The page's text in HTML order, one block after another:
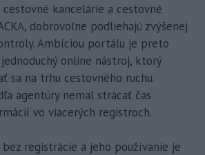
cestovné kancelárie a cestovné
dobrovoľne podliehajú zvýšenej
Ambíciou portálu je preto
online nástroj, ktorý
sa na trhu cestovného ruchu.
agentúry nemal strácať čas
vo viacerých registroch.
registrácie a jeho používanie je